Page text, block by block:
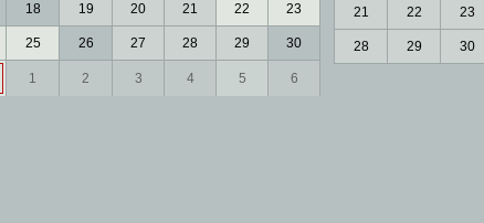
18 19 20 21 22 23
25 26 27 28 29 30
1 2 3 4 5 6
21 22 23
28 29 30